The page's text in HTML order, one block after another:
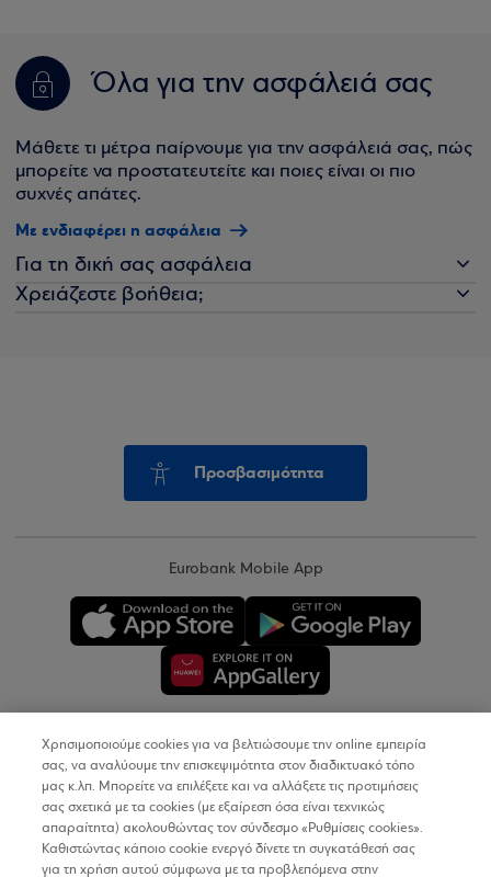
Όλα για την ασφάλειά σας
Μάθετε τι μέτρα παίρνουμε για την ασφάλειά σας, πώς
μπορείτε να προστατευτείτε και ποιες είναι οι πιο
συχνές απάτες.
Με ενδιαφέρει η ασφάλεια
Για τη δική σας ασφάλεια
Χρειάζεστε βοήθεια;
Προσβασιμότητα
Eurobank Mobile App
Copyright © 2026
Όροι Χρήσης
Προσωπικά Δεδομένα στον Διαδικτυακό Τόπο
Χρησιμοποιούμε cookies για να βελτιώσουμε την online εμπειρία
σας, να αναλύουμε την επισκεψιμότητα στον διαδικτυακό τόπο
μας κ.λπ. Μπορείτε να επιλέξετε και να αλλάξετε τις προτιμήσεις
σας σχετικά με τα cookies (με εξαίρεση όσα είναι τεχνικώς
απαραίτητα) ακολουθώντας τον σύνδεσμο «Ρυθμίσεις cookies».
Καθιστώντας κάποιο cookie ενεργό δίνετε τη συγκατάθεσή σας
για τη χρήση αυτού σύμφωνα με τα προβλεπόμενα στην